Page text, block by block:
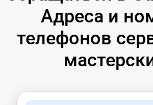
Адреса и
телефонов